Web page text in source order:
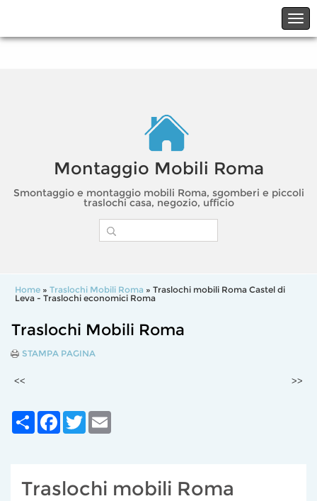
Montaggio Mobili Roma
Smontaggio e montaggio mobili Roma, sgomberi e piccoli
traslochi casa, negozio, ufficio
Home » Traslochi Mobili Roma » Traslochi mobili Roma Castel di
Leva - Traslochi economici Roma
Traslochi Mobili Roma
STAMPA PAGINA
<< >>
Share FacebookTwitter
Traslochi mobili Roma